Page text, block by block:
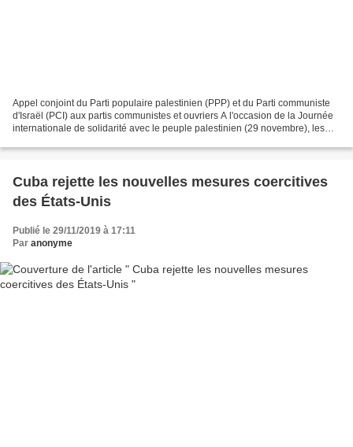
Appel conjoint du Parti populaire palestinien (PPP) et du Parti communiste
d'Israël (PCI) aux partis communistes et ouvriers A l'occasion de la Journée
internationale de solidarité avec le peuple palestinien (29 novembre), les
Cuba rejette les nouvelles mesures coercitives
des États-Unis
Publié le 29/11/2019 à 17:11
Par anonyme